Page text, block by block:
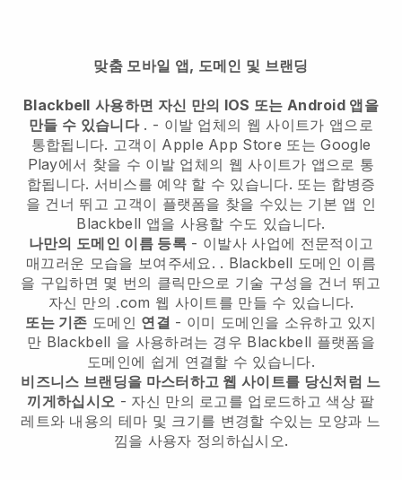
맞춤 모바일 앱, 도메인 및 브랜딩
Blackbell 사용하면 자신 만의 IOS 또는 Android 앱을
만들 수 있습니다. - 이발 업체의 웹 사이트가 앱으로
통합됩니다. 고객이 Apple App Store 또는 Google
Play에서 찾을 수 이발 업체의 웹 사이트가 앱으로 통
합됩니다. 서비스를 예약 할 수 있습니다. 또는 합병증
을 건너 뛰고 고객이 플랫폼을 찾을 수있는 기본 앱 인
Blackbell 앱을 사용할 수도 있습니다.
나만의 도메인 이름 등록 - 이발사 사업에 전문적이고
매끄러운 모습을 보여주세요. . Blackbell 도메인 이름
을 구입하면 몇 번의 클릭만으로 기술 구성을 건너 뛰고
자신 만의 .com 웹 사이트를 만들 수 있습니다.
또는 기존 도메인 연결 - 이미 도메인을 소유하고 있지
만 Blackbell 을 사용하려는 경우 Blackbell 플랫폼을
도메인에 쉽게 연결할 수 있습니다.
비즈니스 브랜딩을 마스터하고 웹 사이트를 당신처럼 느
끼게하십시오 - 자신 만의 로고를 업로드하고 색상 팔
레트와 내용의 테마 및 크기를 변경할 수있는 모양과 느
낌을 사용자 정의하십시오.